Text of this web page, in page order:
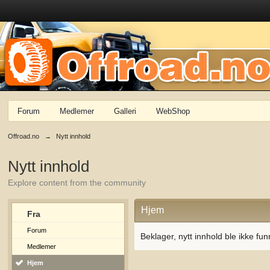
Forum Medlemer Galleri WebShop
Offroad.no → Nytt innhold
Nytt innhold
Explore content from the community
Fra
Forum
Medlemer
Hjem
Hjem
Beklager, nytt innhold ble ikke